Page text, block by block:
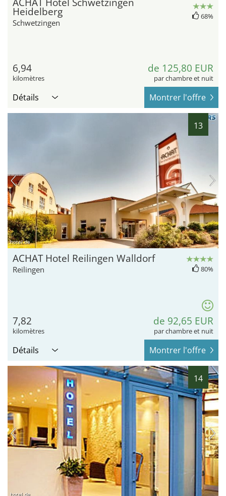
Heidelberg
Schwetzingen
68%
6,94
kilomètres
de 125,80 EUR
par chambre et nuit
Détails Montrer l'offre
13
hotel.de
ACHAT Hotel Reilingen Walldorf
Reilingen 80%
7,82
kilomètres
de 92,65 EUR
par chambre et nuit
Détails Montrer l'offre
14
hotel.de